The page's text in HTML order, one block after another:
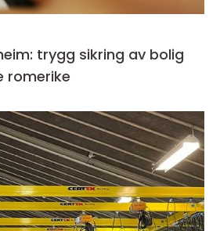
trygg sikring av bolig
romerike